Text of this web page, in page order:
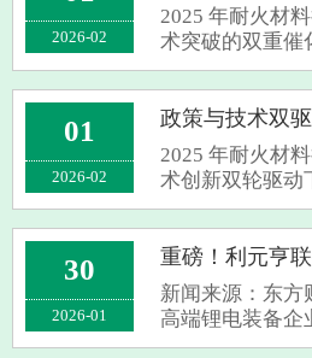
大门的关键密···
2026-02
2025 年耐火材
术突破的双重催
级契机，等静压
局关键。财政部
光伏出口退税的
环境部 GB
施，···
01
2026-02
2025 年耐火材
术创新双轮驱动
机等高端装备成
境部发布的 GB
标准填补行业空
建企业需严控污
从 “···
30
2026-01
新闻来源：东方
高端锂电装备企
技术巨头